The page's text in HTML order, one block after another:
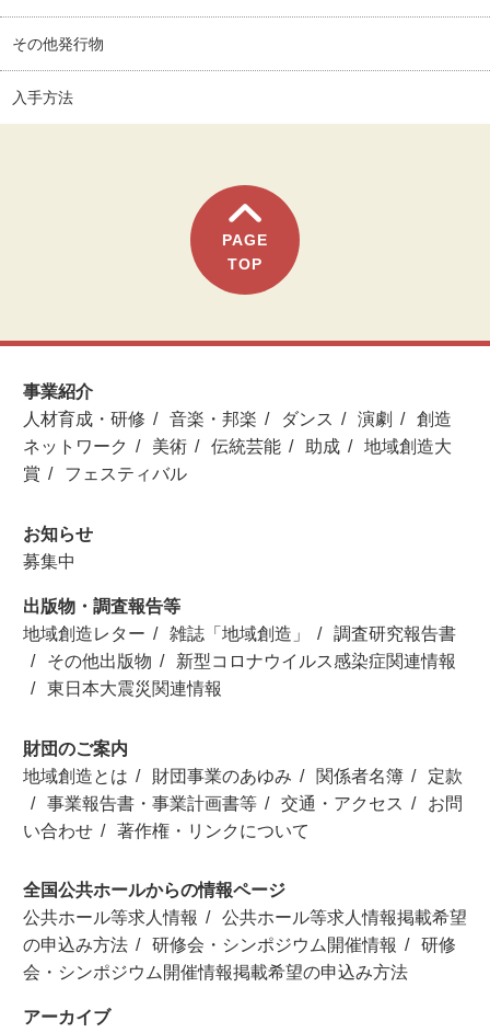
その他発行物
入手方法
PAGE
TOP
事業紹介
人材育成・研修
音楽・邦楽 ダンス 演劇
創造
ネットワーク
美術 伝統芸能 助成
地域創造大
賞
フェスティバル
お知らせ
募集中
出版物・調査報告等
地域創造レター
雑誌「地域創造」
調査研究報告書
その他出版物
新型コロナウイルス感染症関連情報
東日本大震災関連情報
財団のご案内
地域創造とは
財団事業のあゆみ 関係者名簿
定款
事業報告書・事業計画書等
交通・アクセス
お問
い合わせ
著作権・リンクについて
全国公共ホールからの情報ページ
公共ホール等求人情報
公共ホール等求人情報掲載希望
の申込み方法
研修会・シンポジウム開催情報
研修
会・シンポジウム開催情報掲載希望の申込み方法
アーカイブ